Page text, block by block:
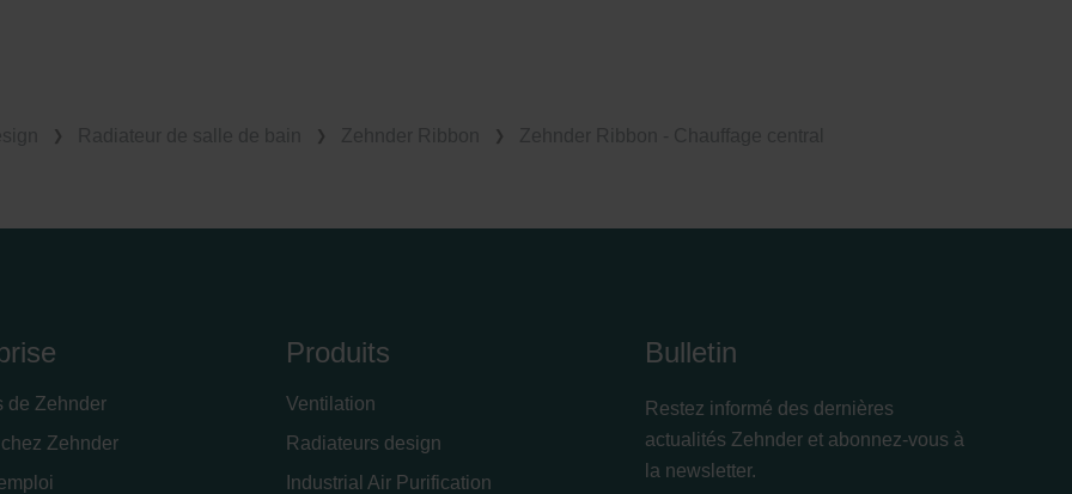
de Zehnder
Zehnder
Produits
Ventilation
Radiateurs design
Industrial Air Purification
Bulletin
Restez informé des dernières
actualités Zehnder et abonnez-vous à
la newsletter.